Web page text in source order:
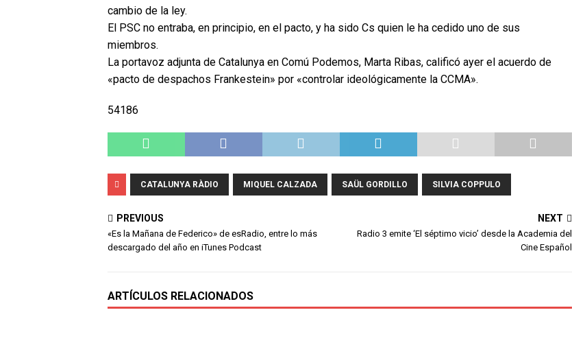
cambio de la ley.
El PSC no entraba, en principio, en el pacto, y ha sido Cs quien le ha cedido uno de sus
miembros.
La portavoz adjunta de Catalunya en Comú Podemos, Marta Ribas, calificó ayer el acuerdo de
«pacto de despachos Frankestein» por «controlar ideológicamente la CCMA».
54186
CATALUNYA RÀDIO MIQUEL CALZADA SAÜL GORDILLO SILVIA COPPULO
PREVIOUS
«Es la Mañana de Federico» de esRadio, entre lo más
descargado del año en iTunes Podcast
NEXT
Radio 3 emite ‘El séptimo vicio’ desde la Academia del
Cine Español
ARTÍCULOS RELACIONADOS